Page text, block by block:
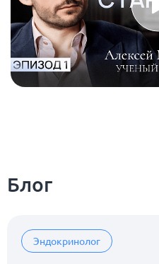
Блог
Эндокринолог